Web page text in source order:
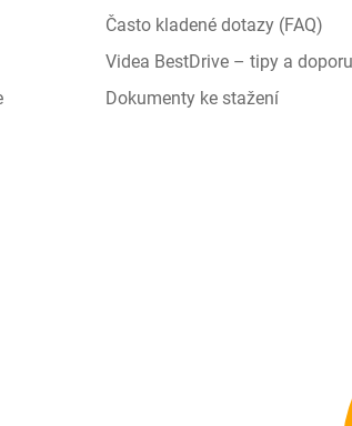
Často kladené dotazy (FAQ)
Videa BestDrive – tipy a
Dokumenty ke stažení